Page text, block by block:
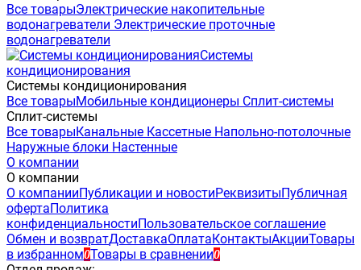
Все товарыЭлектрические накопительные
водонагреватели Электрические проточные
водонагреватели
Системы
кондиционирования
Системы кондиционирования
Все товарыМобильные кондиционеры Сплит-системы
Сплит-системы
Все товарыКанальные Кассетные Напольно-потолочные
Наружные блоки Настенные
О компании
О компании
О компанииПубликации и новостиРеквизитыПубличная
офертаПолитика
конфиденциальностиПользовательское соглашение
Обмен и возвратДоставкаОплатаКонтактыАкцииТовары
в избранном0Товары в сравнении0